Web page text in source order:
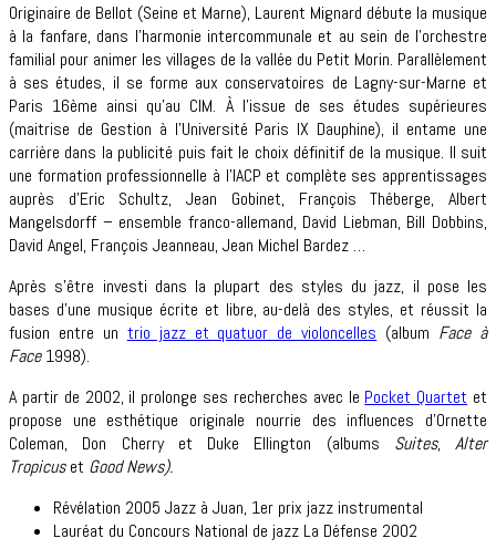
Originaire de Bellot (Seine et Marne), Laurent Mignard débute la musique
à la fanfare, dans l’harmonie intercommunale et au sein de l’orchestre
familial pour animer les villages de la vallée du Petit Morin. Parallèlement
à ses études, il se forme aux conservatoires de Lagny-sur-Marne et
Paris 16ème ainsi qu’au CIM. À l’issue de ses études supérieures
(maitrise de Gestion à l’Université Paris IX Dauphine), il entame une
carrière dans la publicité puis fait le choix définitif de la musique. Il suit
une formation professionnelle à l’IACP et complète ses apprentissages
auprès d’Eric Schultz, Jean Gobinet, François Théberge, Albert
Mangelsdorff – ensemble franco-allemand, David Liebman, Bill Dobbins,
David Angel, François Jeanneau, Jean Michel Bardez …
Après s’être investi dans la plupart des styles du jazz, il pose les
bases d’une musique écrite et libre, au-delà des styles, et réussit la
fusion entre un trio jazz et quatuor de violoncelles (album Face à
Face1998).
A partir de 2002, il prolonge ses recherches avec le Pocket Quartet et
propose une esthétique originale nourrie des influences d’Ornette
Coleman, Don Cherry et Duke Ellington (albums Suites, Alter
Tropicuset Good News).
Révélation 2005 Jazz à Juan, 1er prix jazz instrumental
Lauréat du Concours National de jazz La Défense 2002